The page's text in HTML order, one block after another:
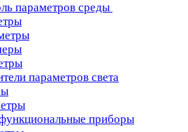
параметров среды
параметров света
приборы